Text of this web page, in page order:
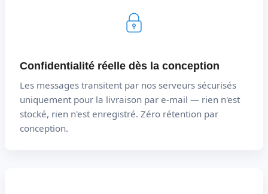
Confidentialité réelle dès la conception
Les messages transitent par nos serveurs sécurisés
uniquement pour la livraison par e-mail — rien n'est
stocké, rien n'est enregistré. Zéro rétention par
conception.